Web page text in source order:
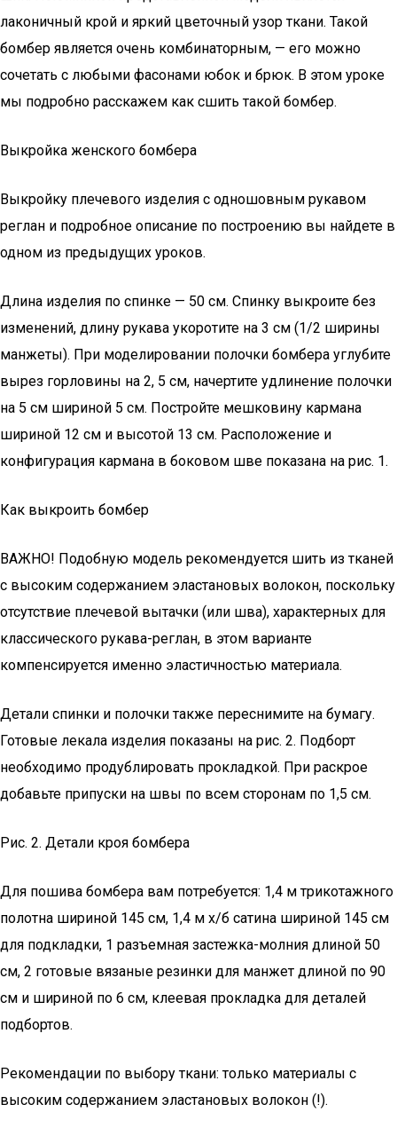
лаконичный крой и яркий цветочный узор ткани. Такой
бомбер является очень комбинаторным, — его можно
сочетать с любыми фасонами юбок и брюк. В этом уроке
мы подробно расскажем как сшить такой бомбер.
Выкройка женского бомбера
Выкройку плечевого изделия с одношовным рукавом
реглан и подробное описание по построению вы найдете в
одном из предыдущих уроков.
Длина изделия по спинке — 50 см. Спинку выкроите без
изменений, длину рукава укоротите на 3 см (1/2 ширины
манжеты). При моделировании полочки бомбера углубите
вырез горловины на 2, 5 см, начертите удлинение полочки
на 5 см шириной 5 см. Постройте мешковину кармана
шириной 12 см и высотой 13 см. Расположение и
конфигурация кармана в боковом шве показана на рис. 1.
Как выкроить бомбер
ВАЖНО! Подобную модель рекомендуется шить из тканей
с высоким содержанием эластановых волокон, поскольку
отсутствие плечевой вытачки (или шва), характерных для
классического рукава-реглан, в этом варианте
компенсируется именно эластичностью материала.
Детали спинки и полочки также переснимите на бумагу.
Готовые лекала изделия показаны на рис. 2. Подборт
необходимо продублировать прокладкой. При раскрое
добавьте припуски на швы по всем сторонам по 1,5 см.
Рис. 2. Детали кроя бомбера
Для пошива бомбера вам потребуется: 1,4 м трикотажного
полотна шириной 145 см, 1,4 м х/б сатина шириной 145 см
для подкладки, 1 разъемная застежка-молния длиной 50
см, 2 готовые вязаные резинки для манжет длиной по 90
см и шириной по 6 см, клеевая прокладка для деталей
подбортов.
Рекомендации по выбору ткани: только материалы с
высоким содержанием эластановых волокон (!).